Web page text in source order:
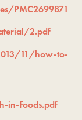
PMC2699871
2.pdf
11/how-to-
in-Foods.pdf